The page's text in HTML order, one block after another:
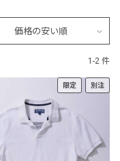
価格の安い順
1-2 件
限定 別注